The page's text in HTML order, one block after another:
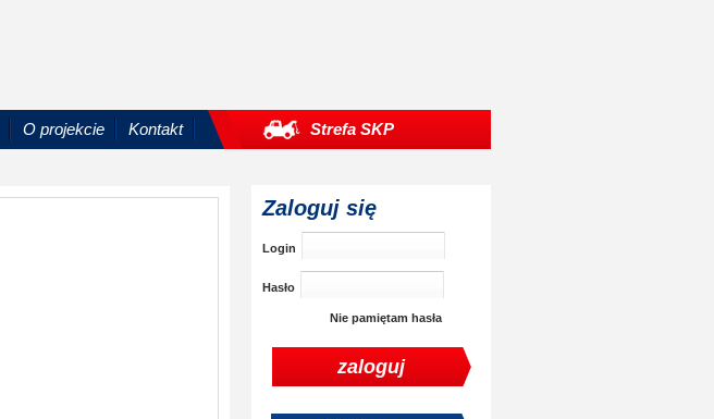
O projekcie Kontakt Strefa SKP
Zaloguj się
Login
Hasło
Nie pamiętam hasła